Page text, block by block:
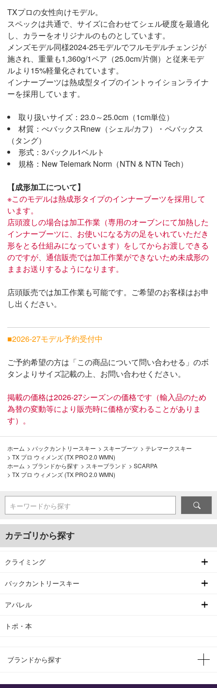
TXプロの女性向けモデル。
スペックは共通で、サイズに合わせてシェル硬度を最適化
し、カラーをオリジナルのものとしています。
メンズモデル同様2024-25モデルでフルモデルチェンジが
施され、重量も1,360g/1ペア（25.0cm/片側）と従来モデ
ルより15%軽量化されています。
インナーブーツは熱成型タイプのイントゥイションライナ
ーを採用しています。
取り扱いサイズ：23.0～25.0cm（1cm単位）
材質：ぺバックスRnew（シェル/カフ）・ペバックス
（タング）
形式：3バックル1ベルト
規格：New Telemark Norm（NTN & NTN Tech）
【成形加工について】
※このモデルは熱成形タイプのインナーブーツを採用して
います。
店頭渡しの場合は加工作業（専用のオーブンにて加熱した
インナーブーツに、お使いになる方の足をいれていただき
形をとる仕組みになっています）をしてからお渡しできる
のですが、通信販売では加工作業ができないため未成形の
ままお送りするようになります。
店頭販売では加工作業も可能です。ご希望のお客様はお申
し出ください。
■2026-27モデル予約受付中
ご予約希望の方は「この商品について問い合わせる」のボ
タンよりサイズ記載の上、お問い合わせください。
掲載の価格は2026-27シーズンの価格です（輸入品のため
為替の変動等により販売時に価格が変わることがありま
す）。
ホーム > バックカントリースキー > スキーブーツ > テレマークスキー
> TX プロ ウィメンズ (TX PRO 2.0 WMN)
ホーム > ブランドから探す > スキーブランド > SCARPA
> TX プロ ウィメンズ (TX PRO 2.0 WMN)
キーワードから探す
カテゴリから探す
クライミング
バックカントリースキー
アパレル
トポ・本
ブランドから探す